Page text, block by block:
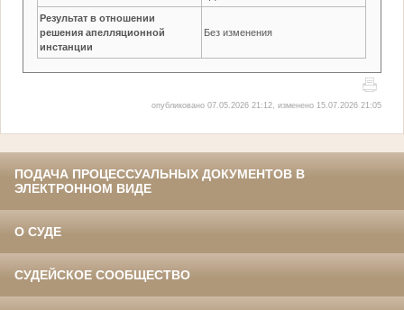
Результат в отношении
решения апелляционной
инстанции
Без изменения
опубликовано 07.05.2026 21:12, изменено 15.07.2026 21:05
ПОДАЧА ПРОЦЕССУАЛЬНЫХ ДОКУМЕНТОВ В
ЭЛЕКТРОННОМ ВИДЕ
О СУДЕ
СУДЕЙСКОЕ СООБЩЕСТВО